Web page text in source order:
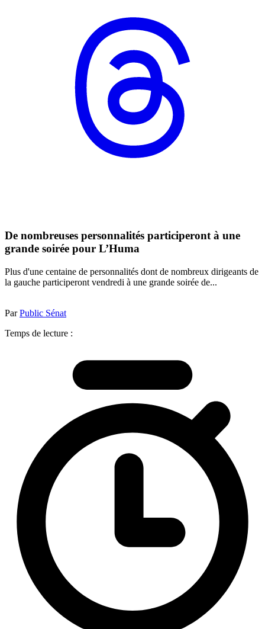
De nombreuses personnalités participeront à une
grande soirée pour L’Huma
Plus d'une centaine de personnalités dont de nombreux dirigeants de
la gauche participeront vendredi à une grande soirée de...
ParPublic Sénat
Temps de lecture :